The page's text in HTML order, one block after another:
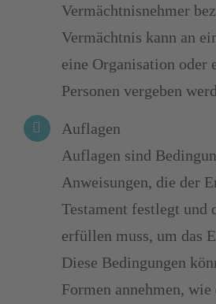
Vermächtnisnehmer
Vermächtnis kann an
eine Organisation oder
Personen vergeben
Auflagen
Auflagen sind
Anweisungen, die der
Testament festlegt und
erfüllen muss, um das
Diese Bedingungen
Formen annehmen,